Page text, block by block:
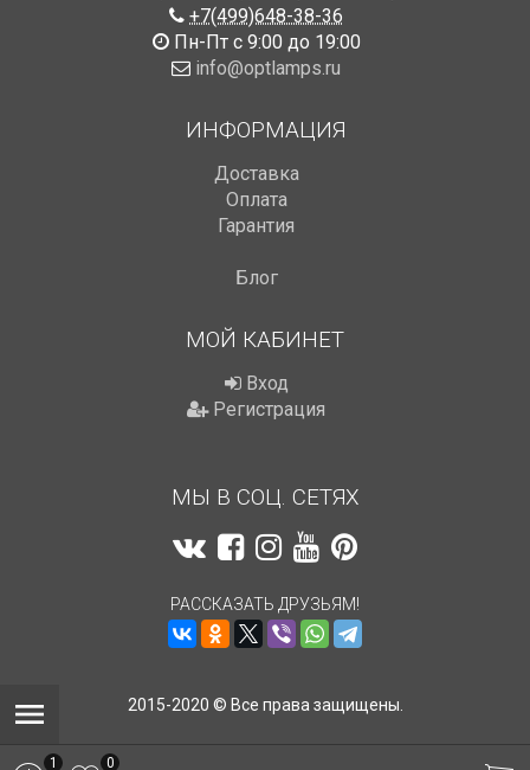
+7(499)648-38-36
Пн-Пт с 9:00 до 19:00
info@optlamps.ru
ИНФОРМАЦИЯ
Доставка
Оплата
Гарантия
Блог
МОЙ КАБИНЕТ
Вход
Регистрация
МЫ В СОЦ. СЕТЯХ
РАССКАЗАТЬ ДРУЗЬЯМ!
2015-2020 © Все права защищены.
1 0